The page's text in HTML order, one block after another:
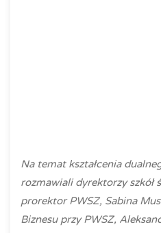
Na temat kształcenia
rozmawiali dyrektorzy szkół
prorektor PWSZ, Sabina
Biznesu przy PWSZ,